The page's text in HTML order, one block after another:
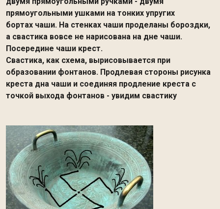
прямоугольными ушками на тонких упругих
бортах чаши. На стенках чаши проделаны бороздки,
а свастика вовсе не нарисована на дне чаши.
Посередине чаши крест.
Свастика, как схема, вырисовывается при
образовании фонтанов. Продлевая стороны рисунка
креста дна чаши и соединяя продление креста с
точкой выхода фонтанов - увидим свастику